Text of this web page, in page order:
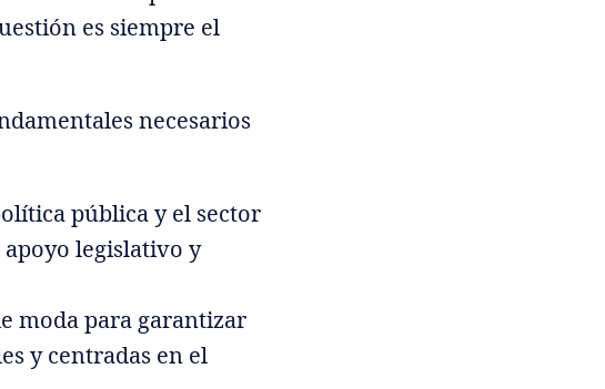
es siempre el
necesarios
pública y el sector
legislativo y
moda para garantizar
y centradas en el